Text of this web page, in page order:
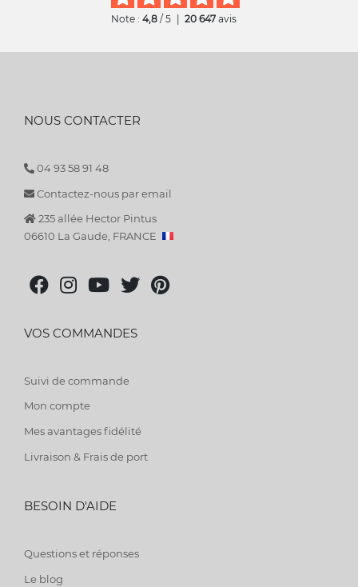
Note : 4,8 / 5 20 647 avis
NOUS CONTACTER
04 93 58 91 48
Contactez-nous par email
235 allée Hector Pintus
06610 La Gaude, FRANCE
VOS COMMANDES
Suivi de commande
Mon compte
Mes avantages fidélité
Livraison & Frais de port
BESOIN D'AIDE
Questions et réponses
Le blog